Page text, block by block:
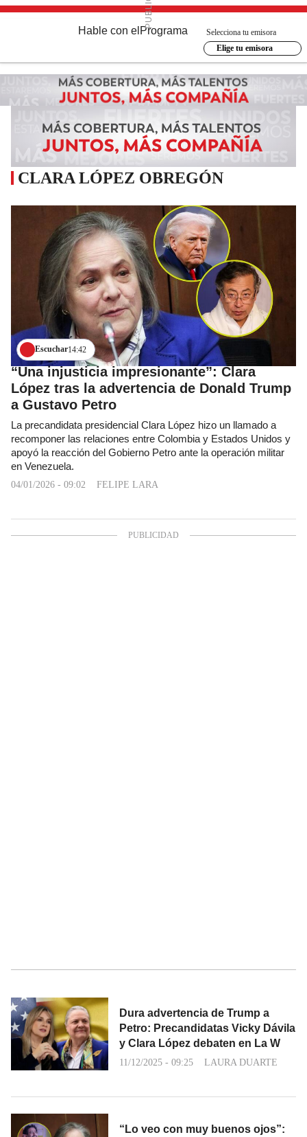
Hable con el Programa
Selecciona tu emisora
Elige tu emisora
CLARA LÓPEZ OBREGÓN
Escuchar14:42
“Una injusticia impresionante”: Clara
López tras la advertencia de Donald Trump
a Gustavo Petro
La precandidata presidencial Clara López hizo un llamado a
recomponer las relaciones entre Colombia y Estados Unidos y
apoyó la reacción del Gobierno Petro ante la operación militar
en Venezuela.
04/01/2026 - 09:02 FELIPE LARA
Dura advertencia de Trump a
Petro: Precandidatas Vicky Dávila
y Clara López debaten en La W
11/12/2025 - 09:25 LAURA DUARTE
“Lo veo con muy buenos ojos”: